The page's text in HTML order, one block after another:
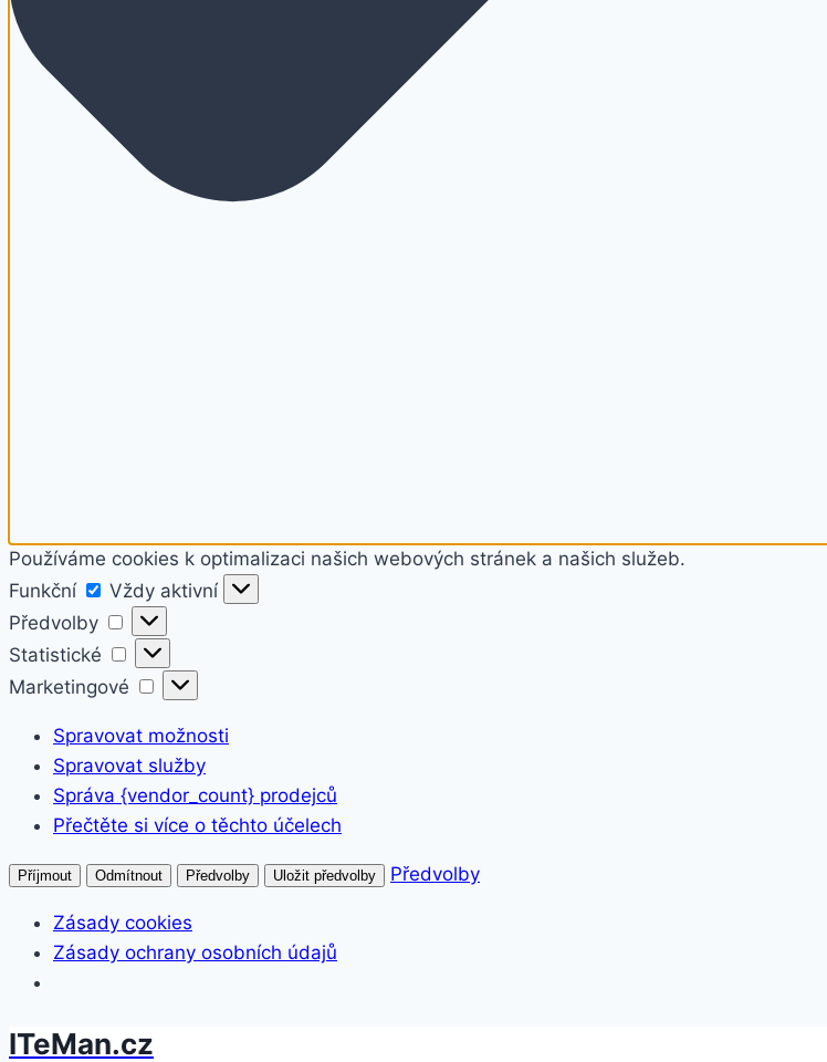
Používáme cookies k optimalizaci našich webových stránek a našich služeb.
Funkční
Funkční
Vždy aktivní
Předvolby
Předvolby
Statistické
Statistické
Marketingové
Marketingové
Spravovat možnosti
Spravovat služby
Správa {vendor_count} prodejců
Přečtěte si více o těchto účelech
Příjmout Odmítnout Předvolby Uložit předvolby Předvolby
Zásady cookies
Zásady ochrany osobních údajů
Přeskočit
ITeMan.cz